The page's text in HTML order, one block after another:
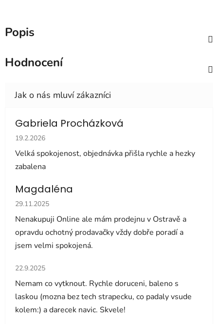
Popis
Hodnocení
Gabriela Procházková
Hodnocení obchodu je 5 z 5 hvězdiček.
19.2.2026
Velká spokojenost, objednávka přišla rychle a hezky
zabalena
Magdaléna
Hodnocení obchodu je 5 z 5 hvězdiček.
29.11.2025
Nenakupuji Online ale mám prodejnu v Ostravě a
opravdu ochotný prodavačky vždy dobře poradí a
jsem velmi spokojená.
Hodnocení obchodu je 5 z 5 hvězdiček.
22.9.2025
Nemam co vytknout. Rychle doruceni, baleno s
laskou (mozna bez tech strapecku, co padaly vsude
kolem:) a darecek navic. Skvele!